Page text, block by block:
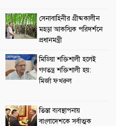
সেনাবাহিনীর গ্রীষ্মকালীন
মহড়া আকস্মিক পরিদর্শনে
প্রধানমন্ত্রী
মিডিয়া শক্তিশালী হলেই
গণতন্ত্র শক্তিশালী হয়:
মির্জা ফখরুল
তিস্তা ব্যবস্থাপনায়
বাংলাদেশকে সর্বাত্মক